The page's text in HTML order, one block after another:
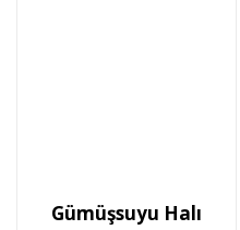
Gümüşsuyu Halı